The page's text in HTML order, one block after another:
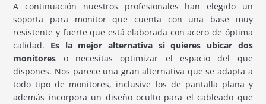
A continuación nuestros profesionales han elegido un
soporta para monitor que cuenta con una base muy
resistente y fuerte que está elaborada con acero de óptima
calidad. Es la mejor alternativa si quieres ubicar dos
monitores o necesitas optimizar el espacio del que
dispones. Nos parece una gran alternativa que se adapta a
todo tipo de monitores, inclusive los de pantalla plana y
además incorpora un diseño oculto para el cableado que